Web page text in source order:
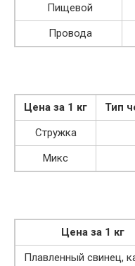
Пищевой
Провода
Цена за 1 кг
Тип
Стружка
Микс
Цена за 1 кг
Плавленный свинец,